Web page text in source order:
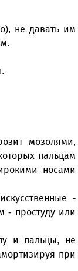
не давать им
мозолями,
пальцам
носами
-
- простуду или
и пальцы, не
при
Интернет-
газеты «Красный